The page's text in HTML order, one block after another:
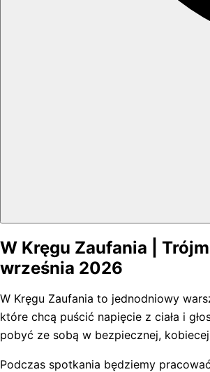
W Kręgu Zaufania |
września 2026
W Kręgu Zaufania to jednodniowy
które chcą puścić napięcie z ciała i
pobyć ze sobą w bezpiecznej,
Podczas spotkania będziemy